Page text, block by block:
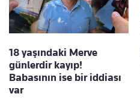
18 yaşındaki Merve
günlerdir kayıp!
Babasının ise bir iddiası
var